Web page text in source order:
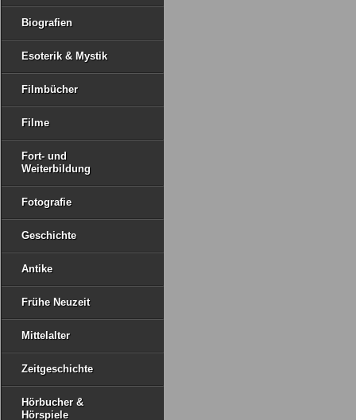
Biografien
Esoterik & Mystik
Filmbücher
Filme
Fort- und
Weiterbildung
Fotografie
Geschichte
Antike
Frühe Neuzeit
Mittelalter
Zeitgeschichte
Hörbucher &
Hörspiele